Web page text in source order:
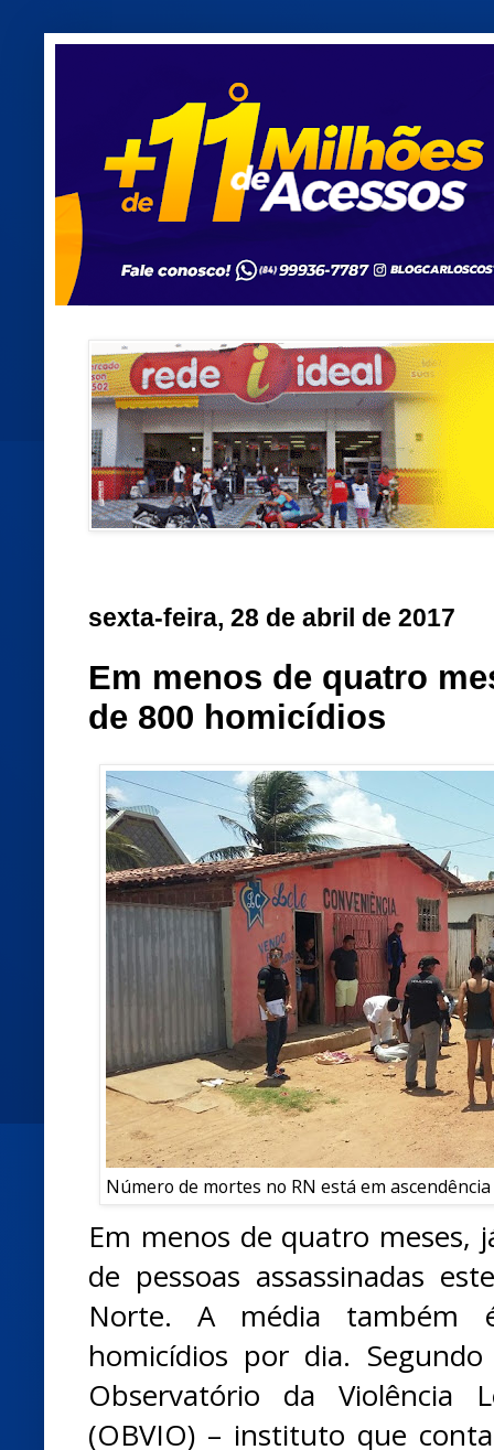
sexta-feira, 28 de abril de 2017
Em menos de quatro
de 800 homicídios
Número de mortes no RN está em
Em menos de quatro meses,
de pessoas assassinadas
Norte. A média também
homicídios por dia.
Observatório da Violência
(OBVIO) – instituto que